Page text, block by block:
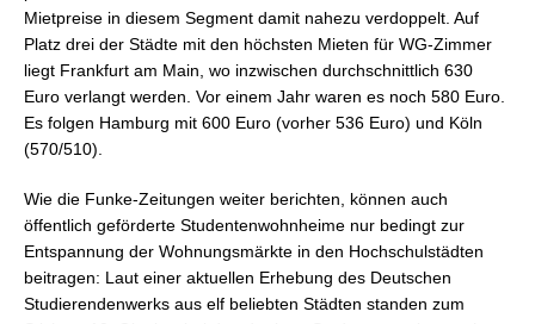
Mietpreise in diesem Segment damit nahezu verdoppelt. Auf
Platz drei der Städte mit den höchsten Mieten für WG-Zimmer
liegt Frankfurt am Main, wo inzwischen durchschnittlich 630
Euro verlangt werden. Vor einem Jahr waren es noch 580 Euro.
Es folgen Hamburg mit 600 Euro (vorher 536 Euro) und Köln
(570/510).
Wie die Funke-Zeitungen weiter berichten, können auch
öffentlich geförderte Studentenwohnheime nur bedingt zur
Entspannung der Wohnungsmärkte in den Hochschulstädten
beitragen: Laut einer aktuellen Erhebung des Deutschen
Studierendenwerks aus elf beliebten Städten standen zum